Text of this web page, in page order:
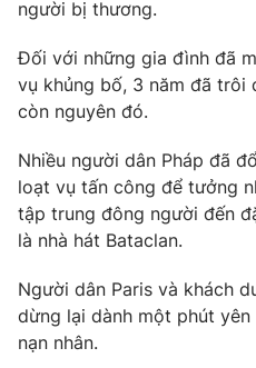
Chất lượng cuộc sống
Công nghệ
Hitech Công nghệ tương lai
Sản phẩm
Tư vấn
Giao lưu trực tuyến
Chuyên mục khác
Photo
người bị thương.
Đối với những gia đình đã
vụ khủng bố, 3 năm đã trôi
còn nguyên đó.
Nhiều người dân Pháp đã
loạt vụ tấn công để tưởng
tập trung đông người đến
là nhà hát Bataclan.
Người dân Paris và khách
dừng lại dành một phút
nạn nhân.